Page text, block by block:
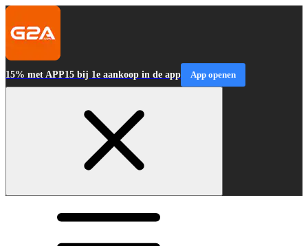
15% met APP15 bij 1e aankoop in de app App openen